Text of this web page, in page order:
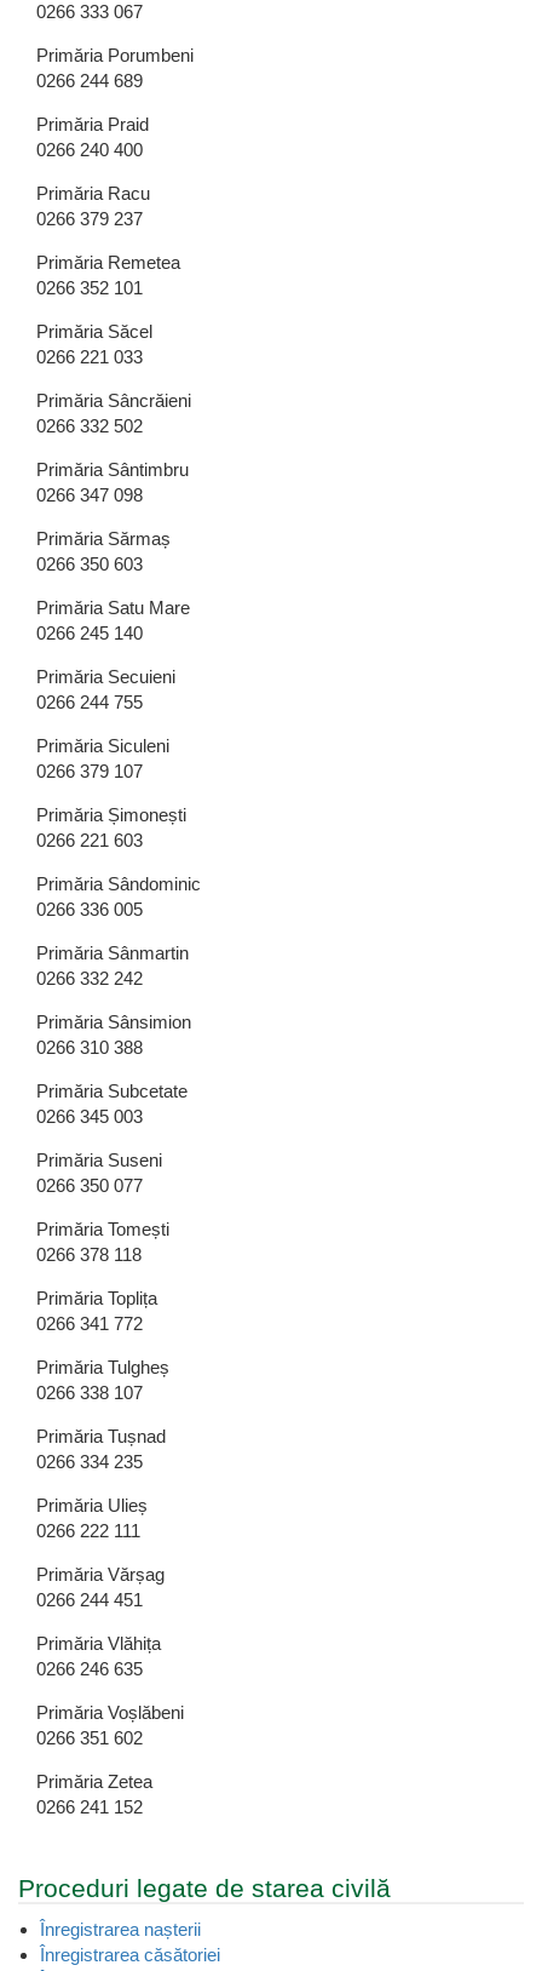
0266 333 067
Primăria Porumbeni
0266 244 689
Primăria Praid
0266 240 400
Primăria Racu
0266 379 237
Primăria Remetea
0266 352 101
Primăria Săcel
0266 221 033
Primăria Sâncrăieni
0266 332 502
Primăria Sântimbru
0266 347 098
Primăria Sărmaș
0266 350 603
Primăria Satu Mare
0266 245 140
Primăria Secuieni
0266 244 755
Primăria Siculeni
0266 379 107
Primăria Șimonești
0266 221 603
Primăria Sândominic
0266 336 005
Primăria Sânmartin
0266 332 242
Primăria Sânsimion
0266 310 388
Primăria Subcetate
0266 345 003
Primăria Suseni
0266 350 077
Primăria Tomești
0266 378 118
Primăria Toplița
0266 341 772
Primăria Tulgheș
0266 338 107
Primăria Tușnad
0266 334 235
Primăria Ulieș
0266 222 111
Primăria Vărșag
0266 244 451
Primăria Vlăhița
0266 246 635
Primăria Voșlăbeni
0266 351 602
Primăria Zetea
0266 241 152
Proceduri legate de starea civilă
Înregistrarea nașterii
Înregistrarea căsătoriei